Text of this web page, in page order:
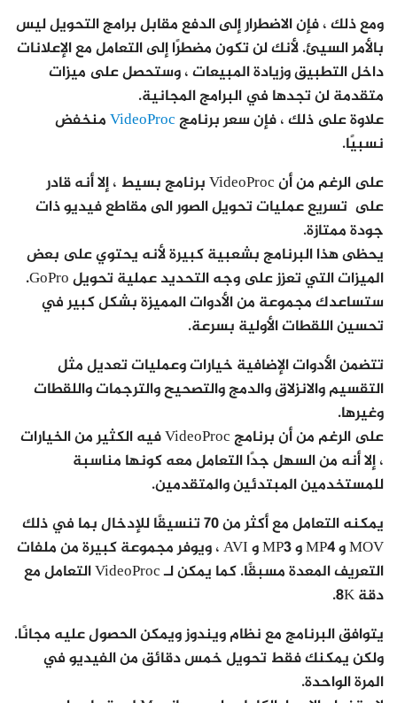
ومع ذلك ، فإن الاضطرار إلى الدفع مقابل برامج التحويل ليس
بالأمر السيئ. لأنك لن تكون مضطرًا إلى التعامل مع الإعلانات
داخل التطبيق وزيادة المبيعات ، وستحصل على ميزات
متقدمة لن تجدها في البرامج المجانية.
علاوة على ذلك ، فإن سعر برنامجVideoProcمنخفض
نسبيًا.
على الرغم من أن VideoProc برنامج بسيط ، إلا أنه قادر
على تسريع عمليات تحويل الصور الى مقاطع فيديو ذات
جودة ممتازة.
يحظى هذا البرنامج بشعبية كبيرة لأنه يحتوي على بعض
الميزات التي تعزز على وجه التحديد عملية تحويل GoPro.
ستساعدك مجموعة من الأدوات المميزة بشكل كبير في
تحسين اللقطات الأولية بسرعة.
تتضمن الأدوات الإضافية خيارات وعمليات تعديل مثل
التقسيم والانزلاق والدمج والتصحيح والترجمات واللقطات
وغيرها.
على الرغم من أن برنامج VideoProc فيه الكثير من الخيارات
، إلا أنه من السهل جدًا التعامل معه كونها مناسبة
للمستخدمين المبتدئين والمتقدمين.
يمكنه التعامل مع أكثر من 70 تنسيقًا للإدخال بما في ذلك
MOV و MP4 و MP3 و AVI ، ويوفر مجموعة كبيرة من ملفات
التعريف المعدة مسبقًا. كما يمكن لـ VideoProc التعامل مع
دقة 8K.
يتوافق البرنامج مع نظام ويندوز ويمكن الحصول عليه مجانًا.
ولكن يمكنك فقط تحويل خمس دقائق من الفيديو في
المرة الواحدة.